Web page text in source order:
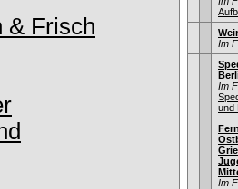
& Frisch
Im
Im
und
Im